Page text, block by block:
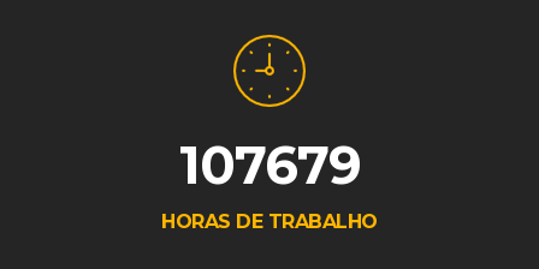
107679
HORAS DE TRABALHO